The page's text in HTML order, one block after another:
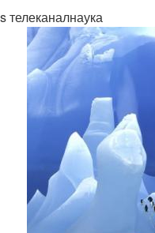
телеканалнаука